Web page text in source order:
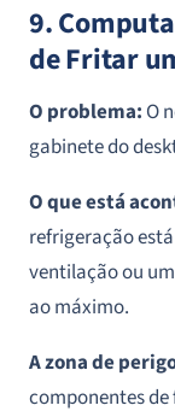
9.
de Fritar
O problema: O
gabinete do
O que está
refrigeração
ventilação ou
ao máximo.
A zona de
componentes